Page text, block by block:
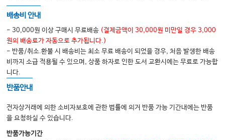
Chapter 5. 응급처치 관련 법령
2 응급처치 시 법적 책임 및 보호 제도
3 학교 보건교사 역할
4 학생 안전사고 판례
1 학교 내 응급상황 관리체계 강화를 위한 방안(서울)
2 학교 내 응급상황 관리체계 강화를 위한 방안(충남)
배송비 안내
- 30,000원 이상 구매시 무료배송 (결제금액이 30,000원 미만일 경우 3,000
원의 배송료가 자동으로 추가됩니다.)
- 반품/취소.환불 시 배송비는 최소 무료 배송이 되었을 경우, 처음 발생한 배송
비까지 소급 적용될 수 있으며, 상품 하자로 인한 도서 교환시에는 무료로 가능합
니다.
반품안내
전자상거래에 의한 소비자보호에 관한 법률에 의거 반품 가능 기간내에는 반품
을 요청하실 수 있습니다.
반품가능기간